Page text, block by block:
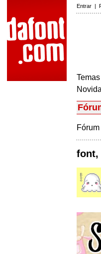
Entrar |
Temas
Fórum
font,